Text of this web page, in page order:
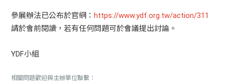
參展辦法已公布於官網：https://www.ydf.org.tw/action/311
請於會前閱讀，若有任何問題可於會議提出討論。
YDF小組
相關問題歡迎與主辦單位聯繫：